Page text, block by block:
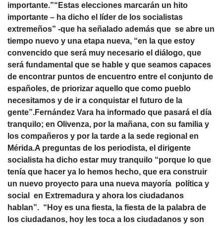
importante.”“Estas elecciones marcarán un hito
importante – ha dicho el líder de los socialistas
extremeños” -que ha señalado además que se abre un
tiempo nuevo y una etapa nueva, “en la que estoy
convencido que será muy necesario el diálogo, que
será fundamental que se hable y que seamos capaces
de encontrar puntos de encuentro entre el conjunto de
españoles, de priorizar aquello que como pueblo
necesitamos y de ir a conquistar el futuro de la
gente”.Fernández Vara ha informado que pasará el día
tranquilo; en Olivenza, por la mañana, con su familia y
los compañeros y por la tarde a la sede regional en
Mérida.A preguntas de los periodista, el dirigente
socialista ha dicho estar muy tranquilo “porque lo que
tenía que hacer ya lo hemos hecho, que era construir
un nuevo proyecto para una nueva mayoría política y
social en Extremadura y ahora los ciudadanos
hablan”. “Hoy es una fiesta, la fiesta de la palabra de
los ciudadanos, hoy les toca a los ciudadanos y son